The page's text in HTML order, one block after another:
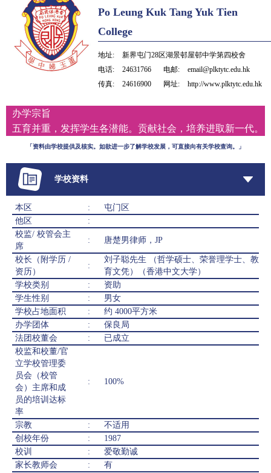
Po Leung Kuk Tang Yuk Tien
College
地址:
新界屯门28区湖景邨屋邨中学第四校舍
电话:
24631766 电邮:
email@plktytc.edu.hk
传真:
24616900 网址: http://www.plktytc.edu.hk
办学宗旨
五育并重，发挥学生各潜能。贡献社会，培养进取新一代。
「资料由学校提供及核实。如欲进一步了解学校发展，可直接向有关学校查询。」
学校资料
本区 :
屯门区
他区
:
校监/ 校管会主
席
: 唐楚男律师，JP
校长（附学历 /
资历）
:
刘子聪先生 （哲学硕士、荣誉理学士、教
育文凭）（香港中文大学）
学校类别
:
资助
学生性别
:
男女
学校占地面积
:
约 4000平方米
办学团体
:
保良局
法团校董会
:
已成立
校监和校董/官
立学校管理委
员会（校管
会）主席和成
员的培训达标
率
: 100%
宗教 :
不适用
创校年份
:
1987
校训
:
爱敬勤诚
家长教师会
:
有